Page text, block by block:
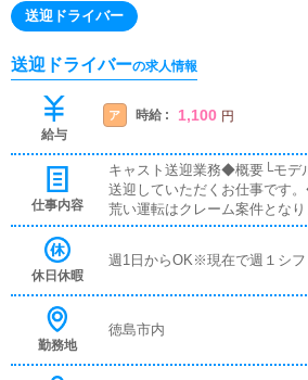
送迎ドライバー
送迎ドライバーの求人情報
給与
ア 時給 : 1,100 円
仕事内容
キャスト送迎業務◆概要└モデ
送迎していただくお仕事です
荒い運転はクレーム案件となり
休日休暇
週1日からOK※現在で週１シフ
勤務地
徳島市内